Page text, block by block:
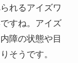
れるアイズワ
すね。アイズ
障の状態や目
そうです。